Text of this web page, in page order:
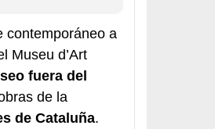
contemporáneo a
Museu d’Art
fuera del
de la
de Cataluña.